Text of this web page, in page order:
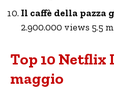
Il caffè della pazza
2.900.000 views 5.5
Top 10 Netflix
maggio